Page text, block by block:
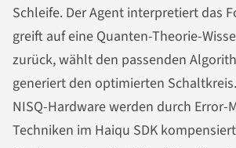
Schleife. Der Agent interpretiert das
greift auf eine Quanten-Theorie-
zurück, wählt den passenden
generiert den optimierten
NISQ-Hardware werden durch Error-
Techniken im Haiqu SDK